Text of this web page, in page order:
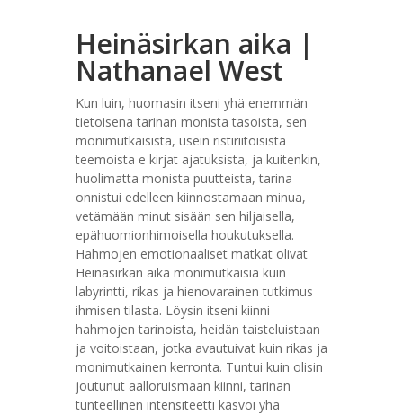
Heinäsirkan aika |
Nathanael West
Kun luin, huomasin itseni yhä enemmän
tietoisena tarinan monista tasoista, sen
monimutkaisista, usein ristiriitoisista
teemoista e kirjat​ ajatuksista, ja kuitenkin,
huolimatta monista puutteista, tarina
onnistui edelleen kiinnostamaan minua,
vetämään minut sisään sen hiljaisella,
epähuomionhimoisella houkutuksella.
Hahmojen emotionaaliset matkat olivat
Heinäsirkan aika monimutkaisia kuin
labyrintti, rikas ja hienovarainen tutkimus
ihmisen tilasta. Löysin itseni kiinni
hahmojen tarinoista, heidän taisteluistaan
ja voitoistaan, jotka avautuivat kuin rikas ja
monimutkainen kerronta. Tuntui kuin olisin
joutunut aalloruismaan kiinni, tarinan
tunteellinen intensiteetti kasvoi yhä